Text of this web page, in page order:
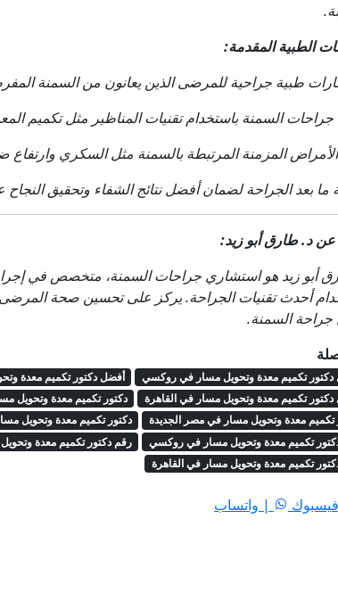
الطبية المقدمة:
طبية جراحية للمرضى الذين يعانون من السمنة
جراحات السمنة باستخدام تقنيات المناظير مثل تكميم
المزمنة المرتبطة بالسمنة مثل السكري
ما بعد الجراحة لضمان أفضل نتائج الشفاء وتحقيق
د. طارق أبو زيد:
أبو زيد هو استشاري جراحات السمنة، متخصص في
أحدث تقنيات الجراحة. يركز على تحسين صحة المرضى
السمنة.
تكميم معدة وتحويل مسار في روكسي
أفضل دكتور تكميم معدة
تكميم معدة وتحويل مسار في القاهرة
دكتور تكميم معدة وتحويل
تكميم معدة وتحويل مسار في مصر الجديدة
دكتور تكميم معدة وتحويل
تكميم معدة وتحويل مسار في روكسي
رقم دكتور تكميم معدة
تكميم معدة وتحويل مسار في القاهرة
| واتساب